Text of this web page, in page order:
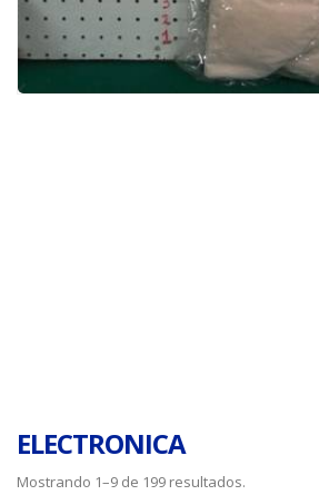
ELECTRONICA
Mostrando 1–9 de 199 resultados.